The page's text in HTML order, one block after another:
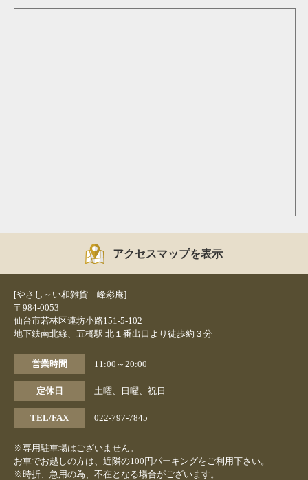
アクセスマップを表示
[やさし～い和雑貨 峰彩庵]
〒984-0053
仙台市若林区連坊小路151-5-102
地下鉄南北線、五橋駅 北１番出口より徒歩約３分
営業時間 11:00～20:00
定休日 土曜、日曜、祝日
TEL/FAX 022-797-7845
※専用駐車場はございません。
お車でお越しの方は、近隣の100円パーキングをご利用下さい。
※時折、急用の為、不在となる場合がございます。